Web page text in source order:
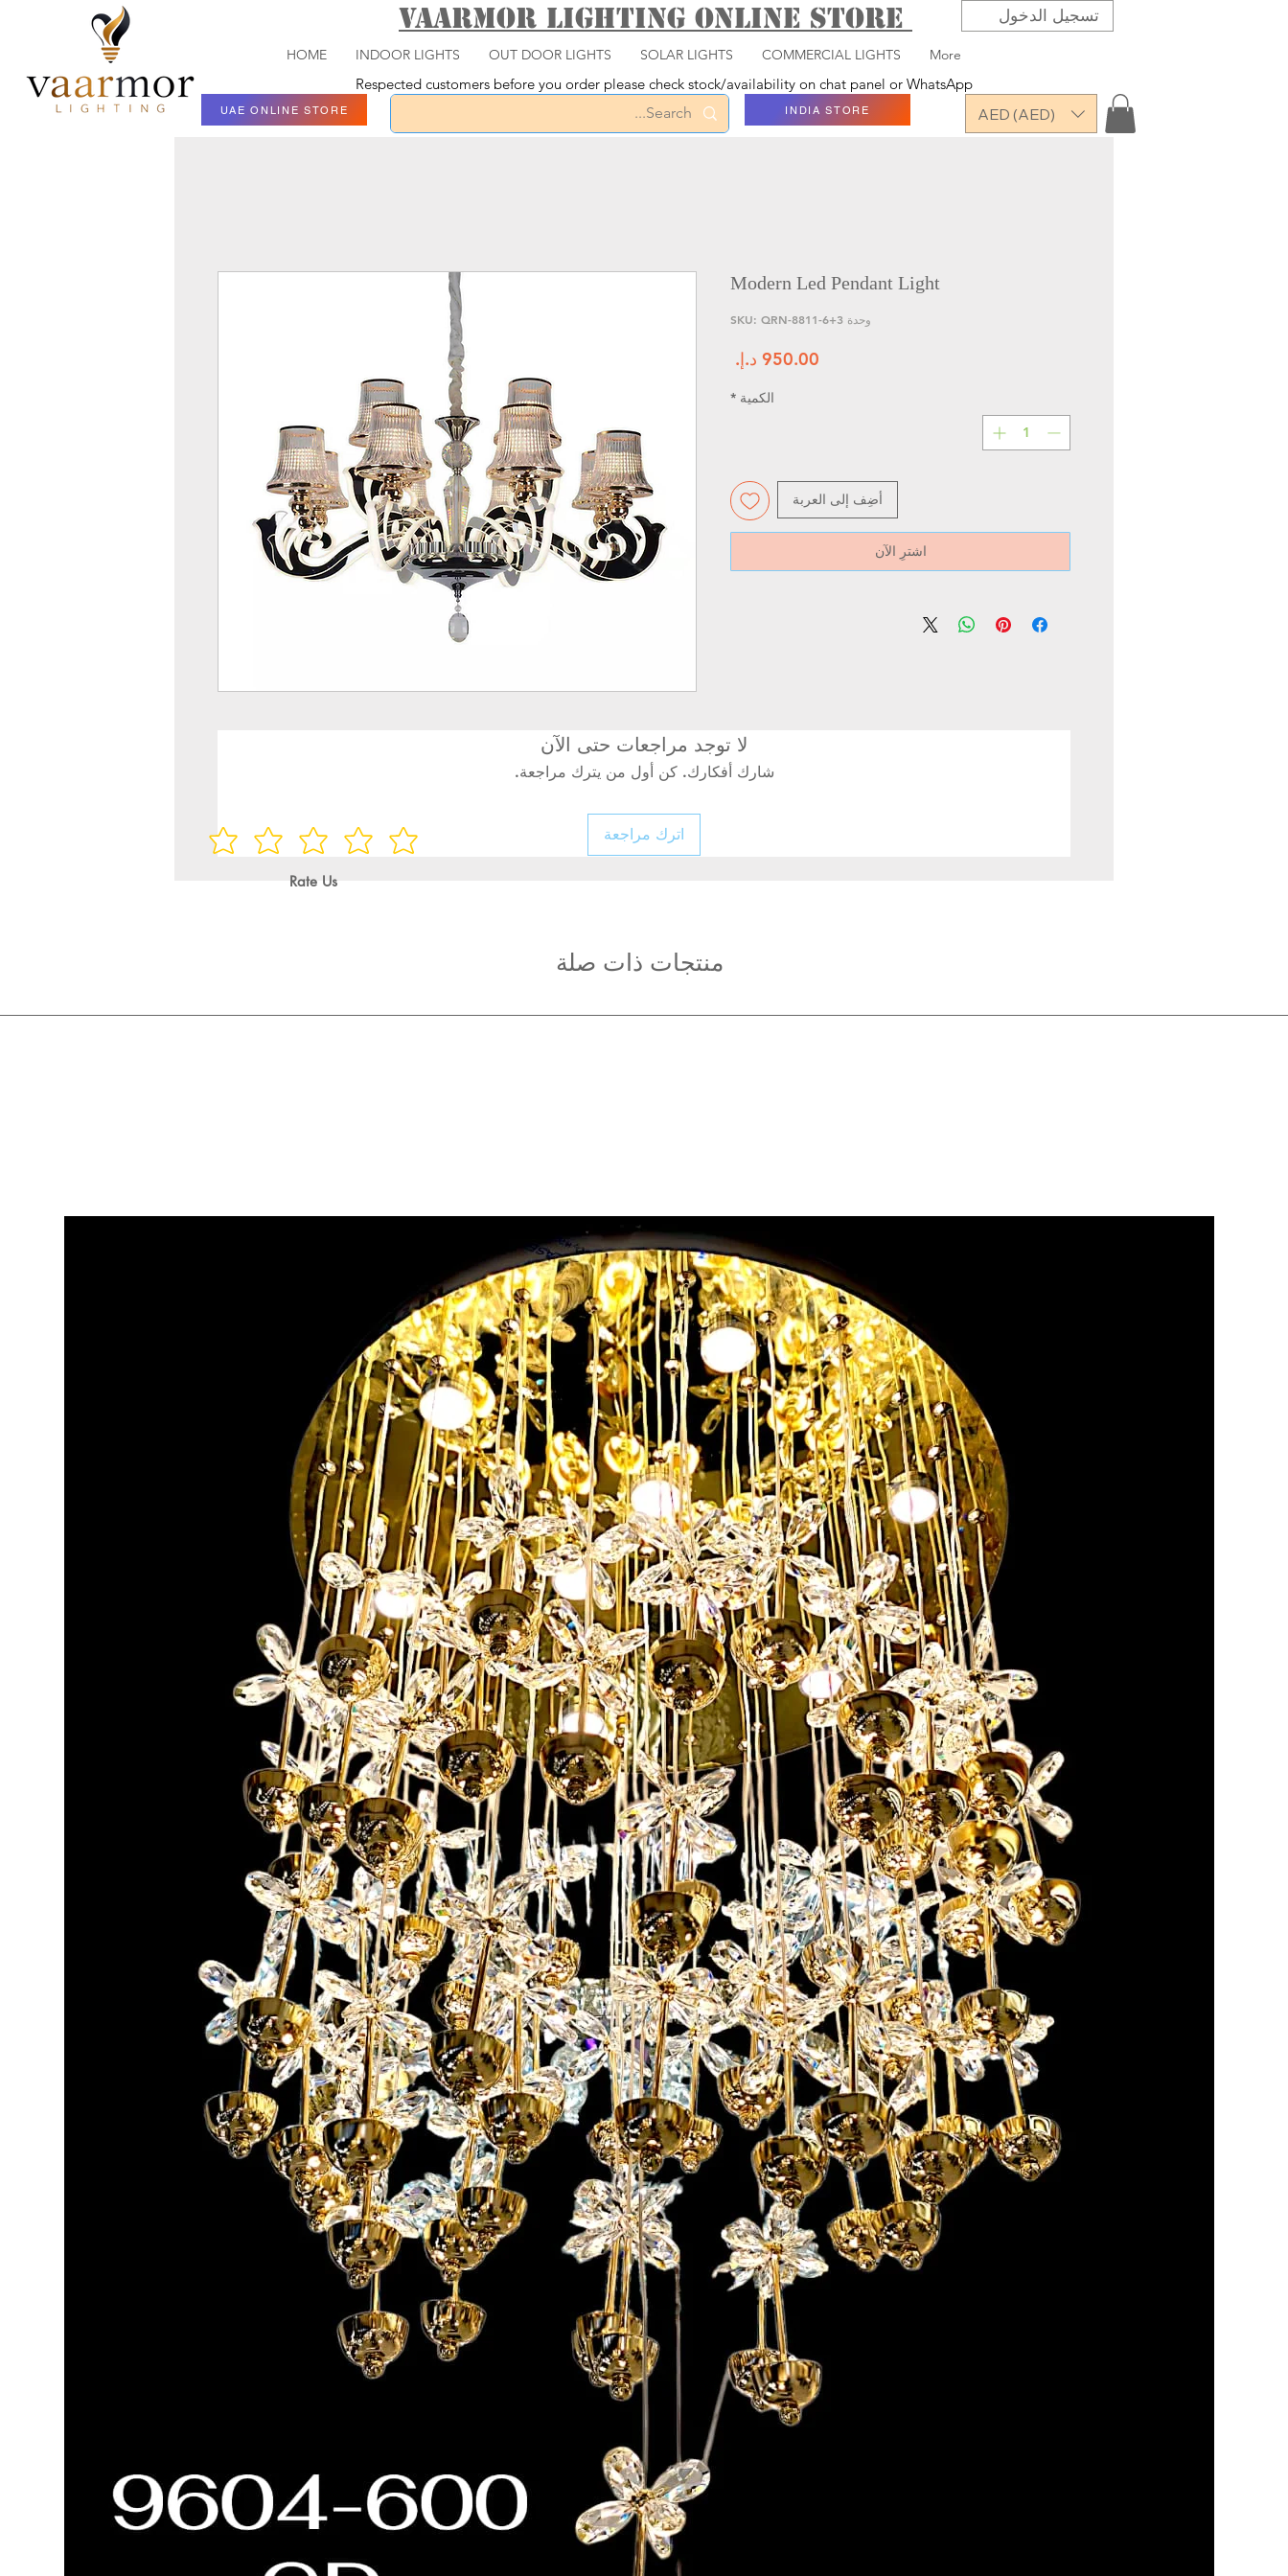
Vaarmor Lighting ONLINE STORE
HOME INDOOR LIGHTS OUT DOOR LIGHTS SOLAR LIGHTS COMMERCIAL LIGHTS More
تسجيل الدخول
Respected customers before you order please check stock/availability on chat panel or WhatsApp
UAE ONLINE STORE INDIA STORE AED (AED)
Modern Led Pendant Light
وحدة SKU: QRN-8811-6+3
الكمية *
أضِف إلى العربة
اشترِ الآن
لا توجد مراجعات حتى الآن
شارك أفكارك. كن أول من يترك مراجعة.
اترك مراجعة
Rate Us
منتجات ذات صلة